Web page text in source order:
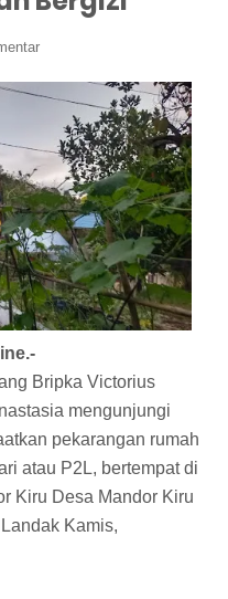
Bripka Victorius
mengunjungi
pekarangan rumah
atau P2L, bertempat di
Kiru Desa Mandor Kiru
Kamis,